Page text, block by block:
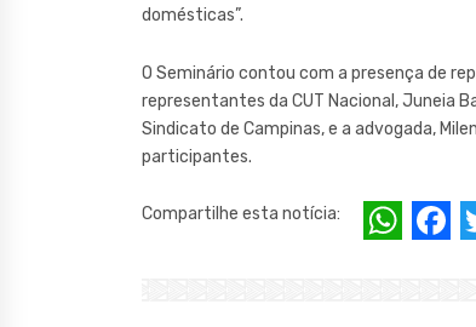
domésticas”.
O Seminário contou com a presença de
representantes da CUT Nacional, Juneia
Sindicato de Campinas, e a advogada,
participantes.
Compartilhe esta notícia:
W
F